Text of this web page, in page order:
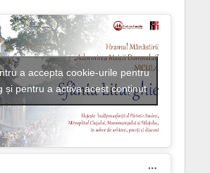
a accepta cookie-urile pentru
și pentru a activa acest conținut